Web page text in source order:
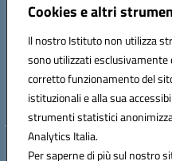
Cookies e altri
Il nostro Istituto non utilizza
sono utilizzati esclusivamente
corretto funzionamento del
istituzionali e alla sua
strumenti statistici
Analytics Italia.
Per saperne di più sul nostro
06121126825
LICEO DELLE SCIENZE UMANE
Mail: RMIS099002@istruzione.it
Codice meccanografico:
Codice fiscale: 95036960581
Hosting &